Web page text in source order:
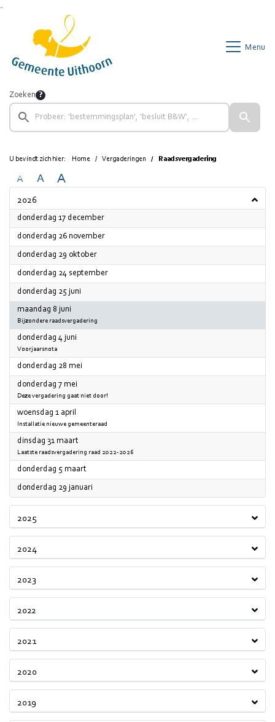
Menu
Zoeken
U bevindt zich hier: Home Vergaderingen Raadsvergadering
A A A
2026
donderdag 17 december2026
donderdag 26 november2026
donderdag 29 oktober2026
donderdag 24 september2026
donderdag 25 juni
maandag 8 juni
Bijzondere raadsvergadering
donderdag 4 juni
Voorjaarsnota
donderdag 28 mei
donderdag 7 mei
Deze vergadering gaat niet door!
woensdag 1 april
Installatie nieuwe gemeenteraad
dinsdag 31 maart
Laatste raadsvergadering raad 2022-2026
donderdag 5 maart
donderdag 29 januari
2025
2024
2023
2022
2021
2020
2019